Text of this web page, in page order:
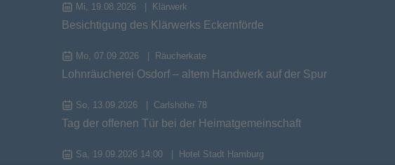
Mi, 19.08.2026 Klärwerk
Besichtigung des Klärwerks Eckernförde
Mo, 07.09.2026 Räucherkate
Lohnräucherei Osdorf – altem Handwerk auf der Spur
So, 13.09.2026 Carlshöhe 78
Tag der offenen Tür bei der Heimatgemeinschaft
Sa, 19.09.2026 14:00 Hotel Stadt Hamburg